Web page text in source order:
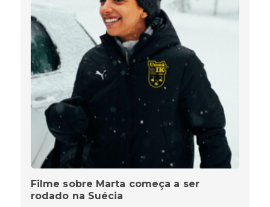
Filme sobre Marta começa a ser
rodado na Suécia